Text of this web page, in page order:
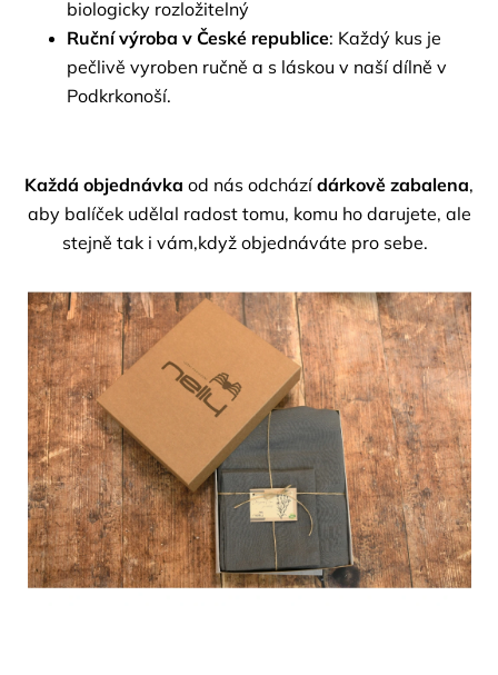
biologicky rozložitelný
Ruční výroba v České republice: Každý kus je
pečlivě vyroben ručně a s láskou v naší dílně v
Podkrkonoší.
Každá objednávka od nás odcházídárkově zabalena,
aby balíček udělal radost tomu, komu ho darujete, ale
stejně tak i vám,když objednáváte pro sebe.